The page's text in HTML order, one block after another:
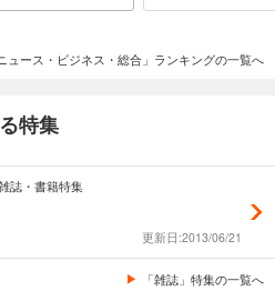
11/15号
ュース・ビジネス・総合」ランキングの一覧へ
特集
誌・書籍特集
更新日:2013/06/21
「雑誌」特集の一覧へ